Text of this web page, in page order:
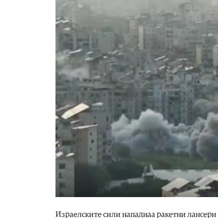
Израелските сили нападнаа ракетни